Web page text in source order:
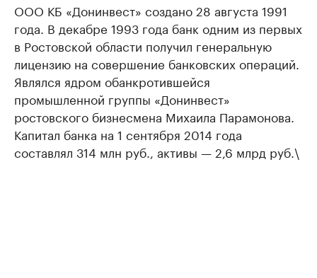
ООО КБ «Донинвест» создано 28 августа 1991
года. В декабре 1993 года банк одним из первых
в Ростовской области получил генеральную
лицензию на совершение банковских операций.
Являлся ядром обанкротившейся
промышленной группы «Донинвест»
ростовского бизнесмена Михаила Парамонова.
Капитал банка на 1 сентября 2014 года
составлял 314 млн руб., активы — 2,6 млрд руб.\